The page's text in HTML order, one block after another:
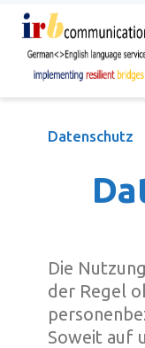
Datenschutz
Die
der Regel
Soweit auf